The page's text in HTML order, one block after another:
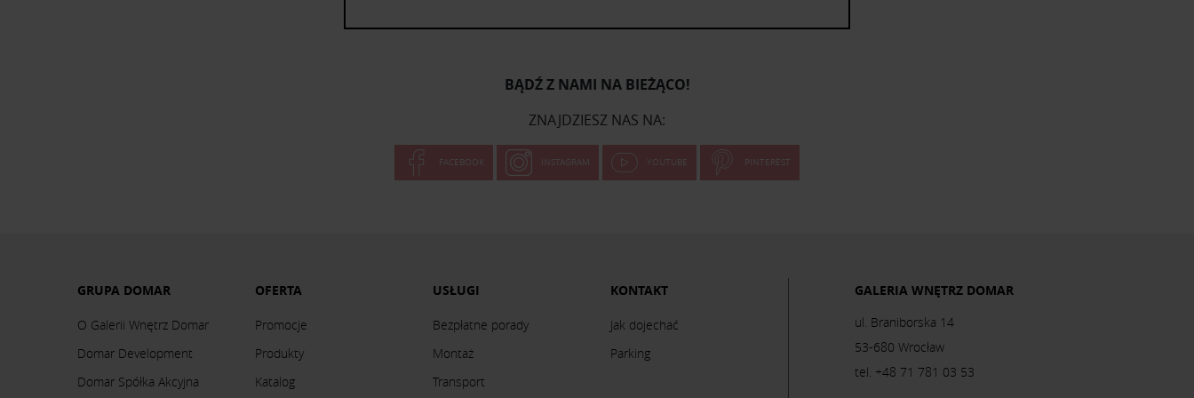
BĄDŹ Z NAMI NA BIEŻĄCO!
ZNAJDZIESZ NAS NA:
FACEBOOK INSTAGRAM YOUTUBE PINTEREST
GRUPA DOMAR
O Galerii Wnętrz Domar
Domar Development
Domar Spółka Akcyjna
OFERTA
Promocje
Produkty
Katalog
USŁUGI
Bezpłatne porady
Montaż
Transport
KONTAKT
Jak dojechać
Parking
GALERIA WNĘTRZ DOMAR
ul. Braniborska 14
53-680 Wrocław
tel. +48 71 781 03 53